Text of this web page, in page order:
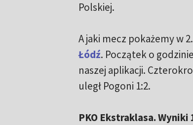
Polskiej.
A jaki mecz pokażemy w
Łódź. Początek o
naszej aplikacji.
uległ Pogoni 1:2.
PKO Ekstraklasa.